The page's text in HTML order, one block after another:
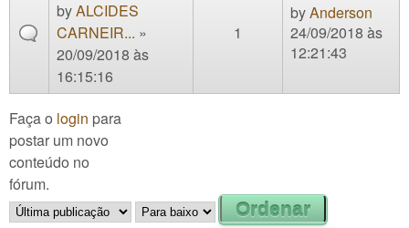
byALCIDES
CARNEIR... »
20/09/2018 às
16:15:16
1
byAnderson
24/09/2018 às
12:21:43
Faça o login para
postar um novo
conteúdo no
fórum.
Order by
Ordenar